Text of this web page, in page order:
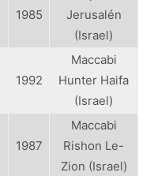
1985
Jerusalén
(Israel)
1992
Maccabi
Hunter Haifa
(Israel)
1987
Maccabi
Rishon Le-
Zion (Israel)